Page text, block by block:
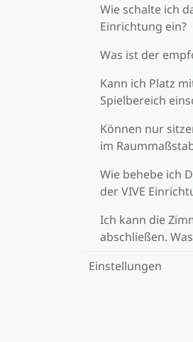
Wie schalte ich
Einrichtung ein?
Was ist der
Kann ich Platz
Spielbereich
Können nur
im
Wie behebe ich
der VIVE
Ich kann die
abschließen.
Einstellungen